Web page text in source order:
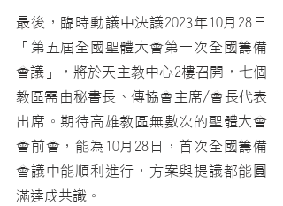
最後，臨時動議中決議2023年10月28日
「第五屆全國聖體大會第一次全國籌備
會議」，將於天主教中心2樓召開，七個
教區需由秘書長、傳協會主席/會長代表
出席。期待高雄教區無數次的聖體大會
會前會，能為10月28日，首次全國籌備
會議中能順利進行，方案與提議都能圓
滿達成共識。